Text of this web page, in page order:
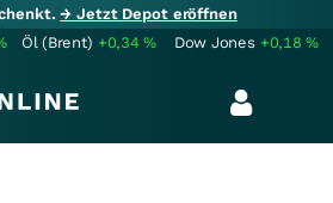
→ Jetzt Depot eröffnen
Öl (Brent) +0,34% Dow Jones +0,18%